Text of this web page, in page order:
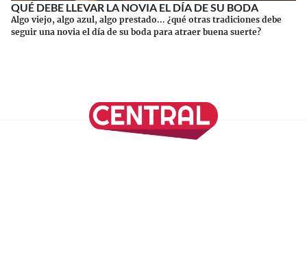
QUÉ DEBE LLEVAR LA NOVIA EL DÍA DE SU BODA
Algo viejo, algo azul, algo prestado... ¿qué otras tradiciones debe
seguir una novia el día de su boda para atraer buena suerte?